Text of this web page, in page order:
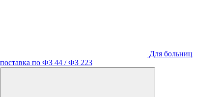
Для больниц
поставка по ФЗ 44 / ФЗ 223